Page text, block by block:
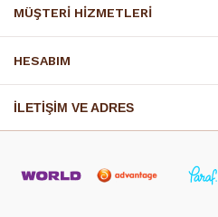
MÜŞTERİ HİZMETLERİ
HESABIM
İLETİŞİM VE ADRES